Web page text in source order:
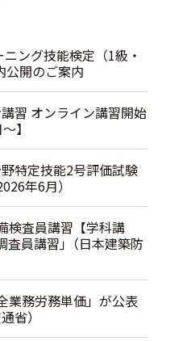
ング技能検定（1級・
公開のご案内
習 オンライン講習開始
】
特定技能2号評価試験
年6月）
検査員講習【学科講
査員講習｣（日本建築防
業務労務単価」が公表
省）